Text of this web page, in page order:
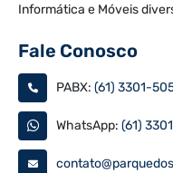
Informática e Móveis
Fale Conosco
PABX: (61) 3301-
WhatsApp: (61)